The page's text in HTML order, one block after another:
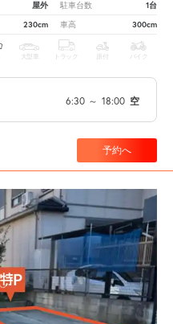
屋外 駐車台数 1台
230cm 車高 300cm
大型車 トラック 原付 バイク
6:30 ～ 18:00 空
予約へ